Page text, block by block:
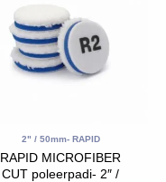
2" / 50mm- RAPID
RAPID MICROFIBER
CUT poleerpadi- 2″ /